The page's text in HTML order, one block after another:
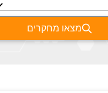
מצאו מחקרים